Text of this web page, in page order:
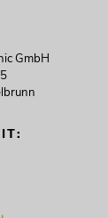
GmbH